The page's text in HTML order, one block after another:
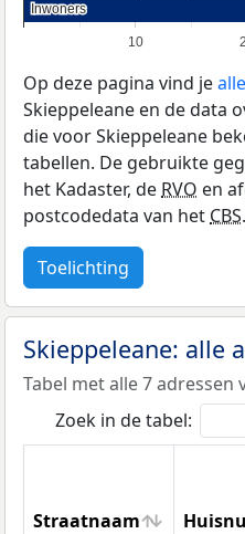
10
Inwoners
Inwoners
Op deze pagina vind je
Skieppeleane en de data
die voor Skieppeleane
tabellen. De gebruikte
het Kadaster, deRVO en
postcodedata van hetCBS.
Toelichting
Skieppeleane: alle
Tabel met alle 7 adressen
Zoek in de tabel:
Straatnaam